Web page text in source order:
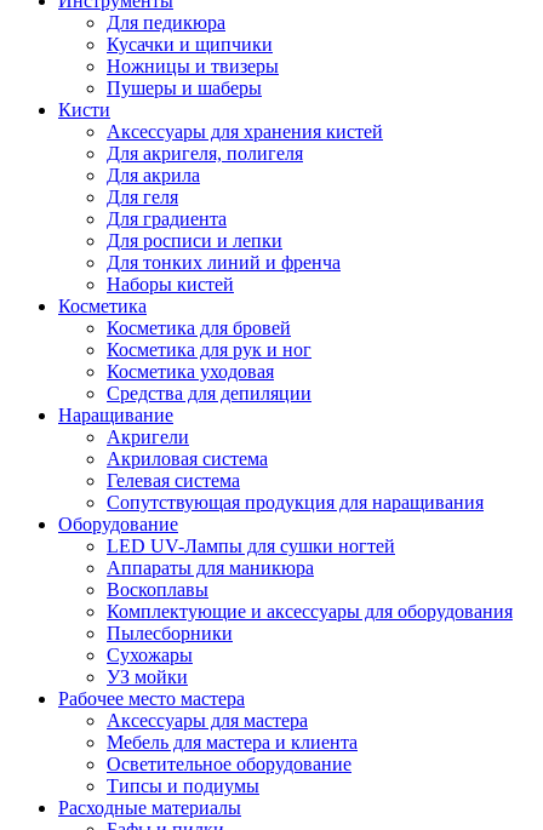
Для педикюра
Кусачки и щипчики
Ножницы и твизеры
Пушеры и шаберы
Кисти
Аксессуары для хранения кистей
Для акригеля, полигеля
Для акрила
Для геля
Для градиента
Для росписи и лепки
Для тонких линий и френча
Наборы кистей
Косметика
Косметика для бровей
Косметика для рук и ног
Косметика уходовая
Средства для депиляции
Наращивание
Акригели
Акриловая система
Гелевая система
Сопутствующая продукция для наращивания
Оборудование
LED UV-Лампы для сушки ногтей
Аппараты для маникюра
Воскоплавы
Комплектующие и аксессуары для оборудования
Пылесборники
Сухожары
УЗ мойки
Рабочее место мастера
Аксессуары для мастера
Мебель для мастера и клиента
Осветительное оборудование
Типсы и подиумы
Расходные материалы